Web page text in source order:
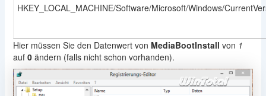
HKEY_LOCAL_MACHINE/Software/Microsoft/Windows/
Hier müssen Sie den Datenwert von MediaBootInstall von 1
auf 0ändern (falls nicht schon vorhanden).